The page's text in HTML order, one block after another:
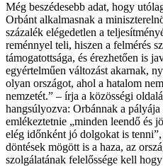
Még beszédesebb adat, hogy
Orbánt alkalmasnak a
százalék elégedetlen a
reménnyel teli, hiszen a felmérés
támogatottsága, és érezhetően is
egyértelműen változást akarnak,
olyan országot, ahol a hatalom
nemzetét.” – írja a közösségi
hangsúlyozva: Orbánnak a pályája
emlékeztetnie „minden leendő és
elég időnként jó dolgokat is
döntések mögött is a haza, az
szolgálatának felelőssége kell